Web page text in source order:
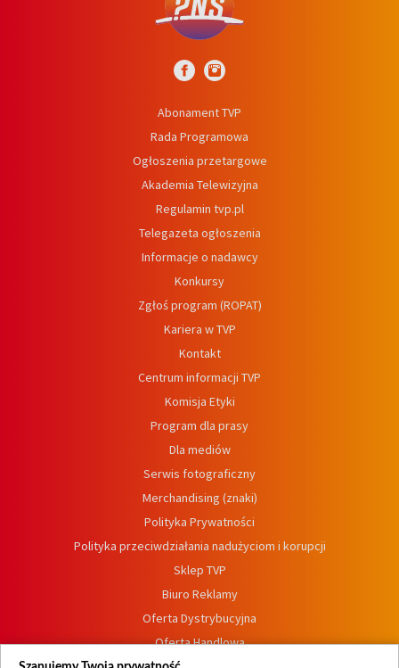
Abonament TVP
Rada Programowa
Ogłoszenia przetargowe
Akademia Telewizyjna
Regulamin tvp.pl
Telegazeta ogłoszenia
Informacje o nadawcy
Konkursy
Zgłoś program (ROPAT)
Kariera w TVP
Kontakt
Centrum informacji TVP
Komisja Etyki
Program dla prasy
Dla mediów
Serwis fotograficzny
Merchandising (znaki)
Polityka Prywatności
Polityka przeciwdziałania nadużyciom i korupcji
Sklep TVP
Biuro Reklamy
Oferta Dystrybucyjna
Oferta Handlowa